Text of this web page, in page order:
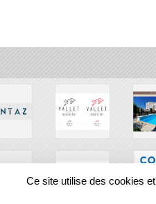
Ce site utilise des cookies